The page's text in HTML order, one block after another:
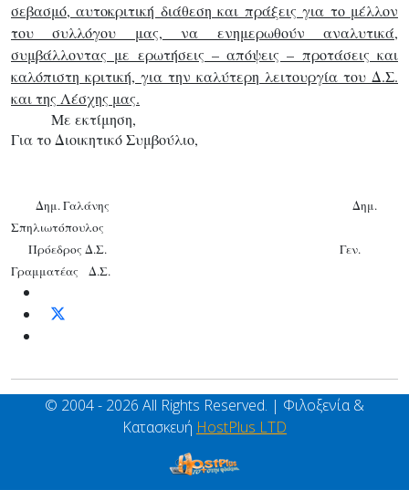
σεβασμό, αυτοκριτική διάθεση και πράξεις για το μέλλον
του συλλόγου μας, να ενημερωθούν αναλυτικά,
συμβάλλοντας με ερωτήσεις – απόψεις – προτάσεις και
καλόπιστη κριτική, για την καλύτερη λειτουργία του Δ.Σ.
και της Λέσχης μας.
Με εκτίμηση,
Για το Διοικητικό Συμβούλιο,
Δημ. Γαλάνης Δημ.
Σπηλιωτόπουλος
Πρόεδρος Δ.Σ. Γεν.
Γραμματέας Δ.Σ.
© 2004 - 2026 All Rights Reserved. | Φιλοξενία &
Κατασκευή HostPlus LTD